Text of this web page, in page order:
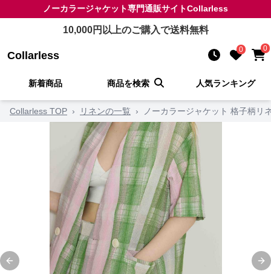
ノーカラージャケット専門通販サイトCollarless
10,000円以上のご購入で送料無料
Collarless 0 0
新着商品 商品を検索 人気ランキング
Collarless TOP › リネンの一覧 › ノーカラージャケット 格子柄リ
Previous slide